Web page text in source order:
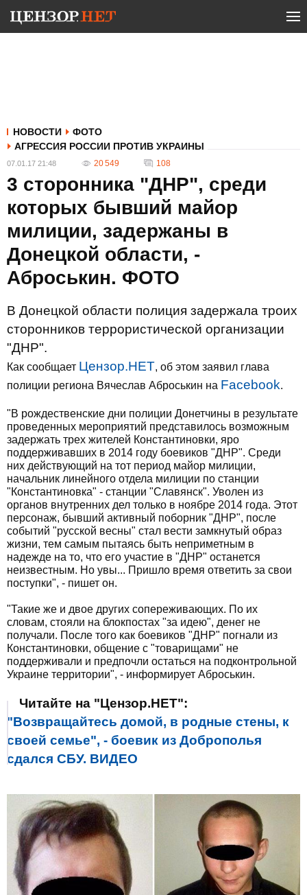
НОВОСТИ
ФОТО
АГРЕССИЯ РОССИИ ПРОТИВ УКРАИНЫ
07.01.17 21:48 20 549 108
3 сторонника "ДНР", среди
которых бывший майор
милиции, задержаны в
Донецкой области, -
Аброськин. ФОТО
В Донецкой области полиция задержала троих
сторонников террористической организации
"ДНР".
Как сообщает Цензор.НЕТ, об этом заявил глава
полиции региона Вячеслав Аброськин на Facebook.
"В рождественские дни полиции Донетчины в результате
проведенных мероприятий представилось возможным
задержать трех жителей Константиновки, яро
поддерживавших в 2014 году боевиков "ДНР". Среди
них действующий на тот период майор милиции,
начальник линейного отдела милиции по станции
"Константиновка" - станции "Славянск". Уволен из
органов внутренних дел только в ноябре 2014 года. Этот
персонаж, бывший активный поборник "ДНР", после
событий "русской весны" стал вести замкнутый образ
жизни, тем самым пытаясь быть неприметным в
надежде на то, что его участие в "ДНР" останется
неизвестным. Но увы... Пришло время ответить за свои
поступки", - пишет он.
"Такие же и двое других сопереживающих. По их
словам, стояли на блокпостах "за идею", денег не
получали. После того как боевиков "ДНР" погнали из
Константиновки, общение с "товарищами" не
поддерживали и предпочли остаться на подконтрольной
Украине территории", - информирует Аброськин.
Читайте на "Цензор.НЕТ":
"Возвращайтесь домой, в родные стены, к
своей семье", - боевик из Доброполья
сдался СБУ. ВИДЕО